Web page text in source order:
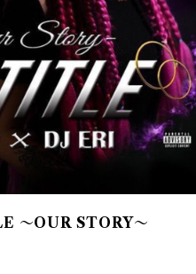
〜OUR STORY〜